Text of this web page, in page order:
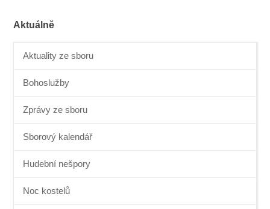
Aktuálně
Aktuality ze sboru
Bohoslužby
Zprávy ze sboru
Sborový kalendář
Hudební nešpory
Noc kostelů